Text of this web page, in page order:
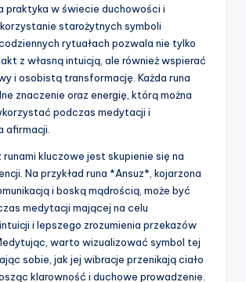
praktyka w świecie duchowości i
starożytnych symboli
rytuałach pozwala nie tylko
z własną intuicją, ale również wspierać
i osobistą transformację. Każda runa
znaczenie oraz energię, którą można
podczas medytacji i
afirmacji.
kluczowe jest skupienie się na
Na przykład runa *Ansuz*, kojarzona
i boską mądrością, może być
medytacji mającej na celu
i lepszego zrozumienia przekazów
warto wizualizować symbol tej
sobie, jak jej wibracje przenikają ciało
klarowność i duchowe prowadzenie.